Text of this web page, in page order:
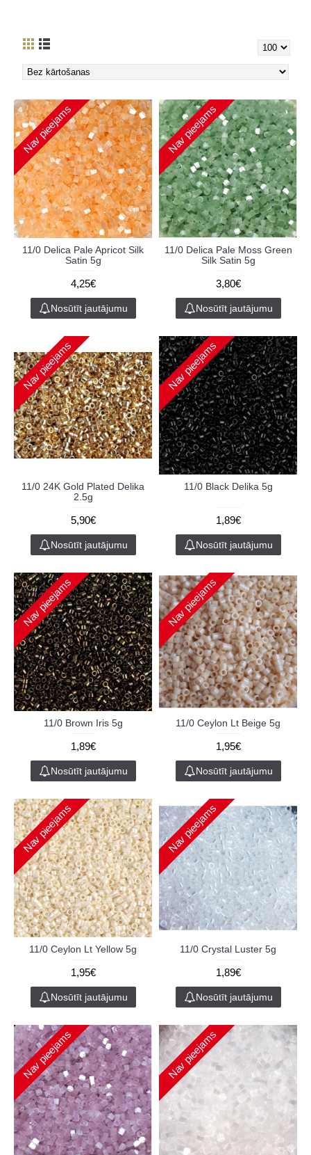
Nav pieejams
11/0 Delica Pale Apricot Silk
Satin 5g
4,25€
Nosūtīt jautājumu
Nav pieejams
11/0 Delica Pale Moss Green
Silk Satin 5g
3,80€
Nosūtīt jautājumu
Nav pieejams
11/0 24K Gold Plated Delika
2.5g
5,90€
Nosūtīt jautājumu
Nav pieejams
11/0 Black Delika 5g
1,89€
Nosūtīt jautājumu
Nav pieejams
11/0 Brown Iris 5g
1,89€
Nosūtīt jautājumu
Nav pieejams
11/0 Ceylon Lt Beige 5g
1,95€
Nosūtīt jautājumu
Nav pieejams
11/0 Ceylon Lt Yellow 5g
1,95€
Nosūtīt jautājumu
Nav pieejams
11/0 Crystal Luster 5g
1,89€
Nosūtīt jautājumu
Nav pieejams Nav pieejams